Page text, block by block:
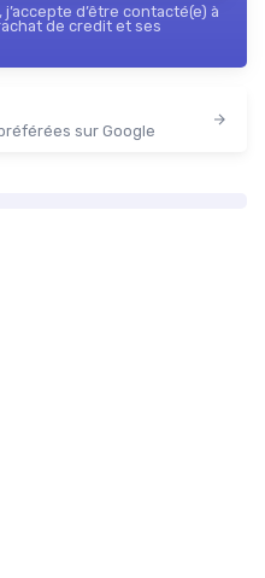
d’être contacté(e) à
de credit et ses
sur Google